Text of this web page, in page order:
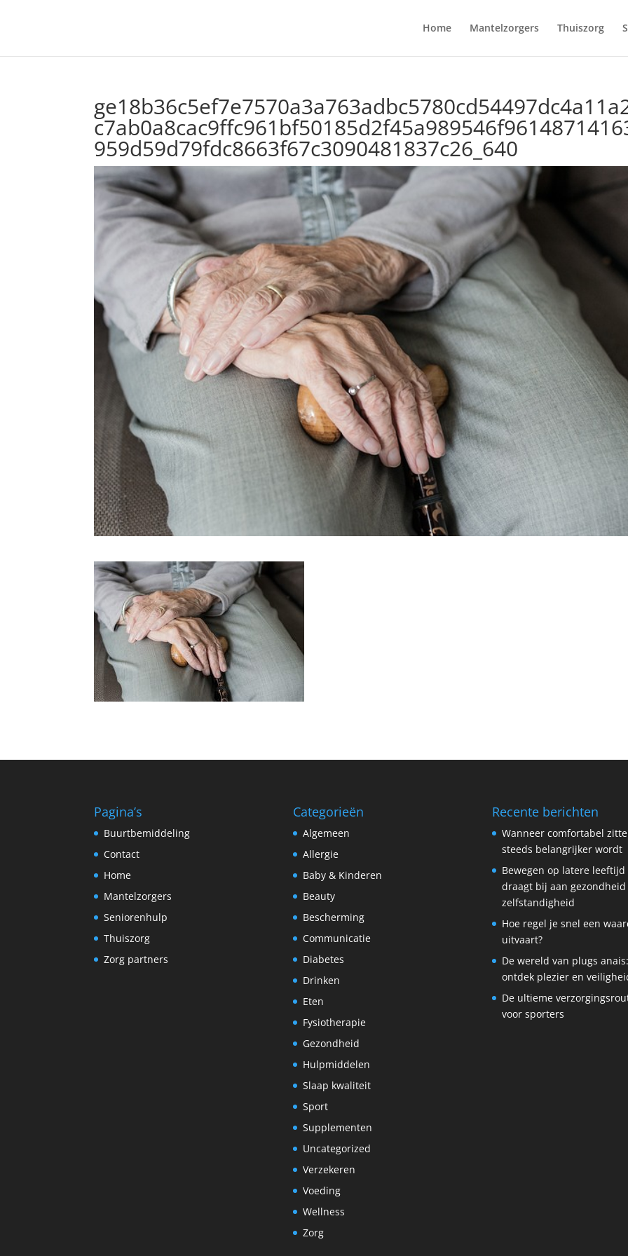
Home Mantelzorgers Thuiszorg
959d59d79fdc8663f67c3090481837c26_640
Pagina’s
Buurtbemiddeling
Contact
Home
Mantelzorgers
Seniorenhulp
Thuiszorg
Zorg partners
Categorieën
Algemeen
Allergie
Baby & Kinderen
Beauty
Bescherming
Communicatie
Diabetes
Drinken
Eten
Fysiotherapie
Gezondheid
Hulpmiddelen
Slaap kwaliteit
Sport
Supplementen
Uncategorized
Verzekeren
Voeding
Wellness
Zorg
Recente berichten
Wanneer comfortabel
steeds belangrijker wordt
Bewegen op latere leeftijd
draagt bij aan gezondheid
zelfstandigheid
Hoe regel je snel een
uitvaart?
De wereld van plugs anais:
ontdek plezier en
De ultieme
voor sporters